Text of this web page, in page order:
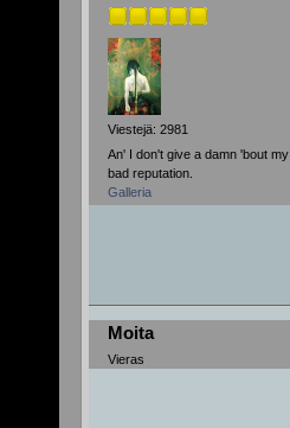
Viestejä: 2981
An' I don't give a damn 'bout my
bad reputation.
Galleria
Moita
Vieras